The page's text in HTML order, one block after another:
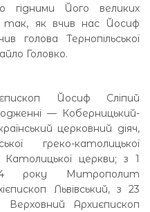
Його великих
так, як вчив нас Йосиф
голова Тернопільської
Головко.
Йосиф Сліпий
— Коберницький-
церковний діяч,
греко-католицької
церкви; з 1
року Митрополит
Львівський, з 23
Верховний Архиєпископ